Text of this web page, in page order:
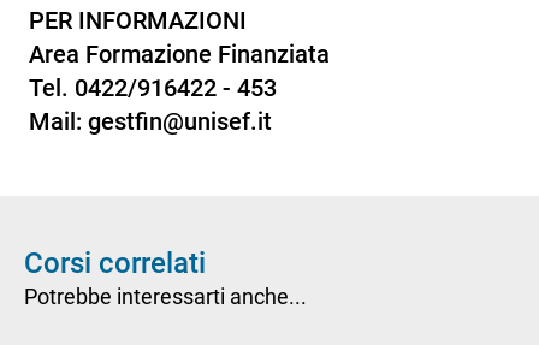
PER INFORMAZIONI
Area Formazione Finanziata
Tel. 0422/916422 - 453
Mail: gestfin@unisef.it
Corsi correlati
Potrebbe interessarti anche...